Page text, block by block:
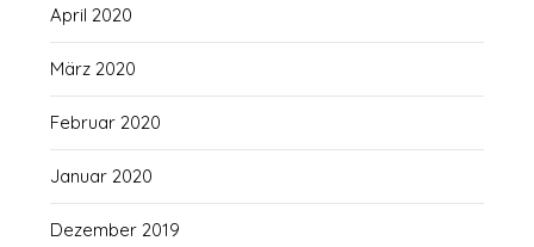
April 2020
März 2020
Februar 2020
Januar 2020
Dezember 2019